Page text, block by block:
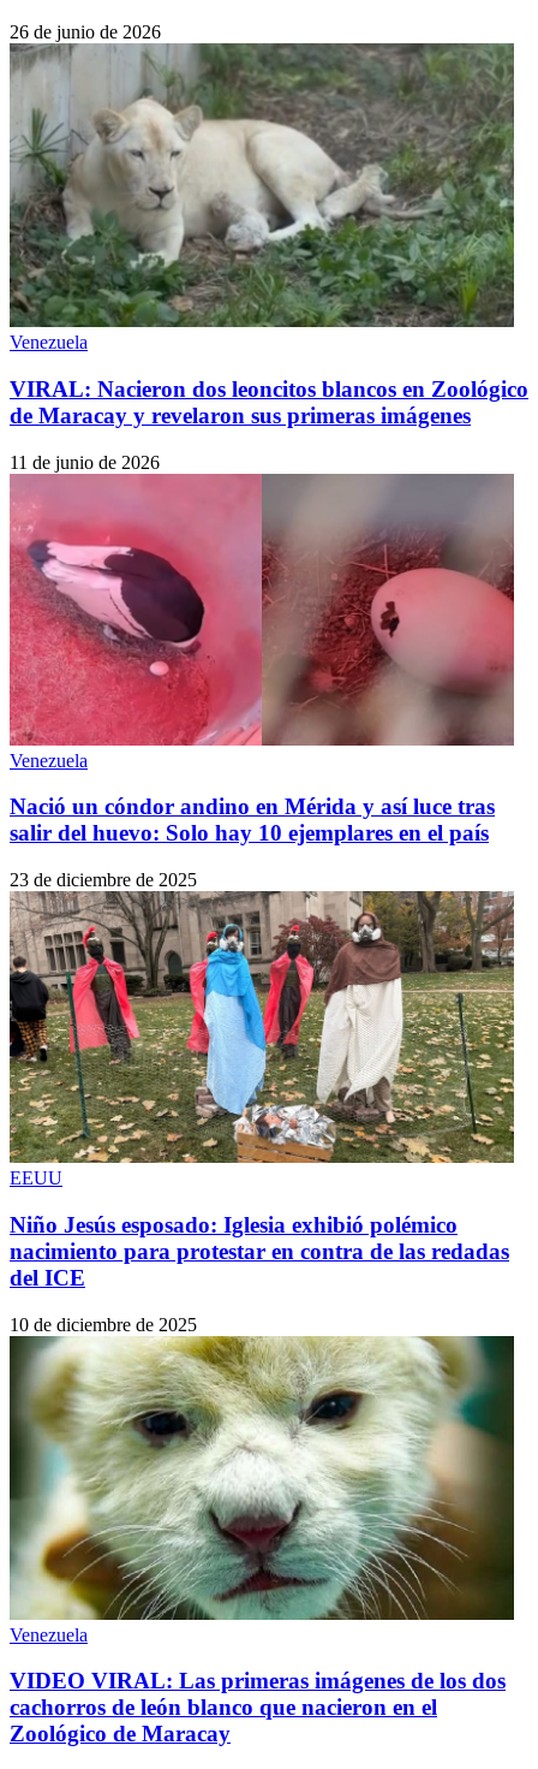
26 de junio de 2026
Venezuela
VIRAL: Nacieron dos leoncitos blancos en Zoológico
de Maracay y revelaron sus primeras imágenes
11 de junio de 2026
Venezuela
Nació un cóndor andino en Mérida y así luce tras
salir del huevo: Solo hay 10 ejemplares en el país
23 de diciembre de 2025
EEUU
Niño Jesús esposado: Iglesia exhibió polémico
nacimiento para protestar en contra de las redadas
del ICE
10 de diciembre de 2025
Venezuela
VIDEO VIRAL: Las primeras imágenes de los dos
cachorros de león blanco que nacieron en el
Zoológico de Maracay